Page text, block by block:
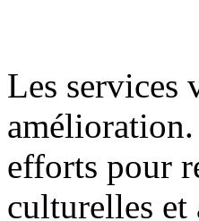
Les services
efforts pour
culturelles et